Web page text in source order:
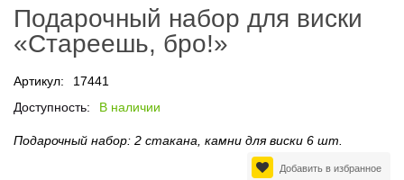
Подарочный набор для виски
«Стареешь, бро!»
Артикул:
17441
Доступность:
В наличии
Подарочный набор: 2 стакана, камни для виски 6 шт.
Добавить в избранное